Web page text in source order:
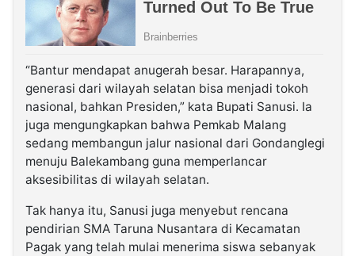
“Bantur mendapat anugerah besar. Harapannya,
generasi dari wilayah selatan bisa menjadi tokoh
nasional, bahkan Presiden,” kata Bupati Sanusi. Ia
juga mengungkapkan bahwa Pemkab Malang
sedang membangun jalur nasional dari Gondanglegi
menuju Balekambang guna memperlancar
aksesibilitas di wilayah selatan.
Tak hanya itu, Sanusi juga menyebut rencana
pendirian SMA Taruna Nusantara di Kecamatan
Pagak yang telah mulai menerima siswa sebanyak